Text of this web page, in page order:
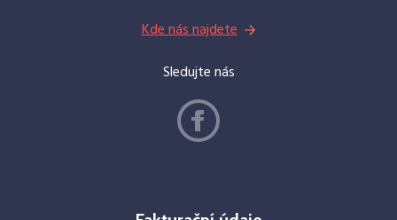
Kde nás najdete
Sledujte nás